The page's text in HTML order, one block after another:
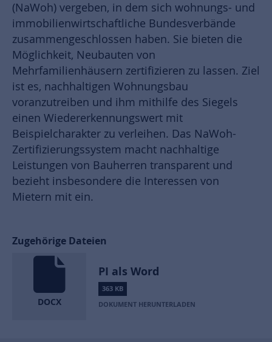
(NaWoh) vergeben, in dem sich wohnungs- und
immobilienwirtschaftliche Bundesverbände
zusammengeschlossen haben. Sie bieten die
Möglichkeit, Neubauten von
Mehrfamilienhäusern zertifizieren zu lassen. Ziel
ist es, nachhaltigen Wohnungsbau
voranzutreiben und ihm mithilfe des Siegels
einen Wiedererkennungswert mit
Beispielcharakter zu verleihen. Das NaWoh-
Zertifizierungssystem macht nachhaltige
Leistungen von Bauherren transparent und
bezieht insbesondere die Interessen von
Mietern mit ein.
Zugehörige Dateien
DOCX
PI als Word
363 KB
DOKUMENT HERUNTERLADEN